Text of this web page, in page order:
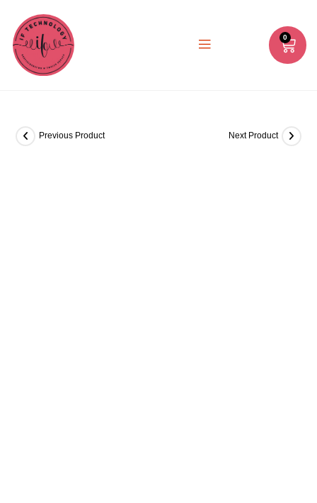
0
Previous Product Next Product